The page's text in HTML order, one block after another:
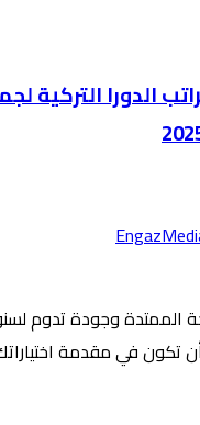
الدورا التركية
الممتدة وجودة تدوم